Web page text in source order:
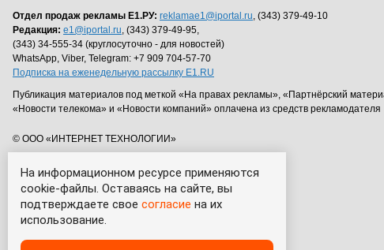
На информационном ресурсе применяются
cookie-файлы. Оставаясь на сайте, вы
подтверждаете свое согласие на их
использование.
Отдел продаж рекламы Е1.РУ: reklamae1@iportal.ru, (343) 379-49-10
Редакция: e1@iportal.ru, (343) 379-49-95,
(343) 34-555-34 (круглосуточно - для новостей)
WhatsApp, Viber, Telegram: +7 909 704-57-70
Подписка на еженедельную рассылку E1.RU
Публикация материалов под меткой «На правах рекламы», «Партнёрский
«Новости телекома» и «Новости компаний» оплачена из средств рекламодателя
© ООО «ИНТЕРНЕТ ТЕХНОЛОГИИ»